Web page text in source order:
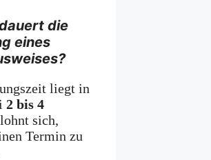
die
eines
liegt in
2 bis 4
sich,
Termin zu